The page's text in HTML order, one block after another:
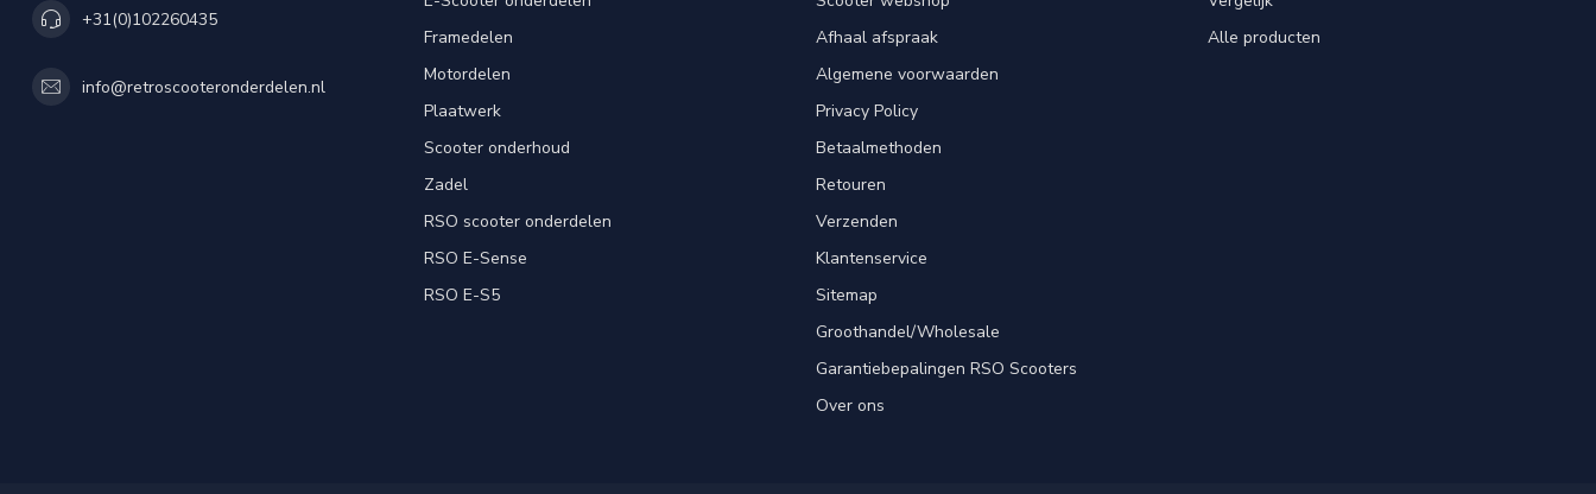
+31(0)102260435
info@retroscooteronderdelen.nl
Framedelen
Motordelen
Plaatwerk
Scooter onderhoud
Zadel
RSO scooter onderdelen
RSO E-Sense
RSO E-S5
Afhaal afspraak
Algemene voorwaarden
Privacy Policy
Betaalmethoden
Retouren
Verzenden
Klantenservice
Sitemap
Groothandel/Wholesale
Garantiebepalingen RSO Scooters
Over ons
Alle producten